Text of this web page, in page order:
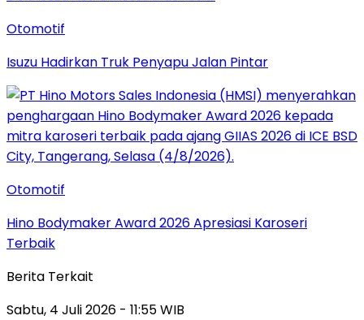
Otomotif
Isuzu Hadirkan Truk Penyapu Jalan Pintar
Otomotif
Hino Bodymaker Award 2026 Apresiasi Karoseri
Terbaik
Berita Terkait
Sabtu, 4 Juli 2026 - 11:55 WIB